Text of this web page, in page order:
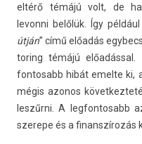
eltérő témájú volt, de
levon­ni belőlük. Így például
útján” című előadás
tor­ing témájú
fontosabb hibát em­el­te ki,
mégis azonos
leszűrni. A leg­fontosabb
szerepe és a fin­anszírozás